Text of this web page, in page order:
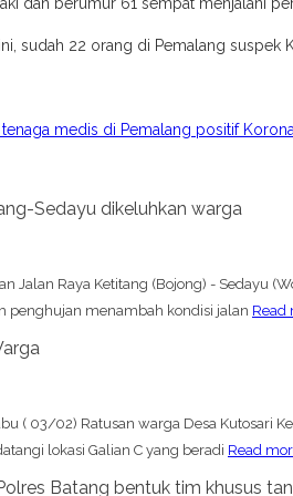
sudah 22 orang di Pemalang suspek
medis di Pemalang positif Korona
Sedayu dikeluhkan warga
Jalan Raya Ketitang (Bojong) - Sedayu
penghujan menambah kondisi jalan Read
( 03/02) Ratusan warga Desa Kutosari
lokasi Galian C yang beradi Read
Batang bentuk tim khusus